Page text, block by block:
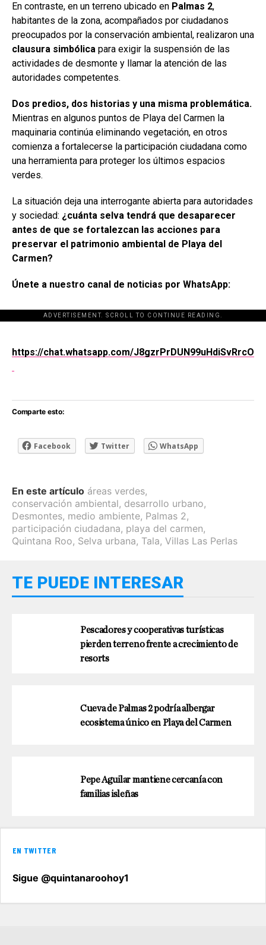
En contraste, en un terreno ubicado en Palmas 2,
habitantes de la zona, acompañados por ciudadanos
preocupados por la conservación ambiental, realizaron una
clausura simbólica para exigir la suspensión de las
actividades de desmonte y llamar la atención de las
autoridades competentes.
Dos predios, dos historias y una misma problemática.
Mientras en algunos puntos de Playa del Carmen la
maquinaria continúa eliminando vegetación, en otros
comienza a fortalecerse la participación ciudadana como
una herramienta para proteger los últimos espacios
verdes.
La situación deja una interrogante abierta para autoridades
y sociedad: ¿cuánta selva tendrá que desaparecer
antes de que se fortalezcan las acciones para
preservar el patrimonio ambiental de Playa del
Carmen?
Únete a nuestro canal de noticias por WhatsApp:
ADVERTISEMENT. SCROLL TO CONTINUE READING.
[adsforwp id="243463"]
https://chat.whatsapp.com/J8gzrPrDUN99uHdiSvRrcO
Comparte esto:
Facebook Twitter WhatsApp
En este artículo áreas verdes,
conservación ambiental, desarrollo urbano,
Desmontes, medio ambiente, Palmas 2,
participación ciudadana, playa del carmen,
Quintana Roo, Selva urbana, Tala, Villas Las Perlas
TE PUEDE INTERESAR
Pescadores y cooperativas turísticas
pierden terreno frente a crecimiento de
resorts
Cueva de Palmas 2 podría albergar
ecosistema único en Playa del Carmen
Pepe Aguilar mantiene cercanía con
familias isleñas
EN TWITTER
Sigue @quintanaroohoy1